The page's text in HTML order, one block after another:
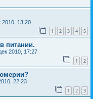
2010, 13:20
1 2 3 4 5
питании.
2010, 17:27
1 2
22:23
1 2 3